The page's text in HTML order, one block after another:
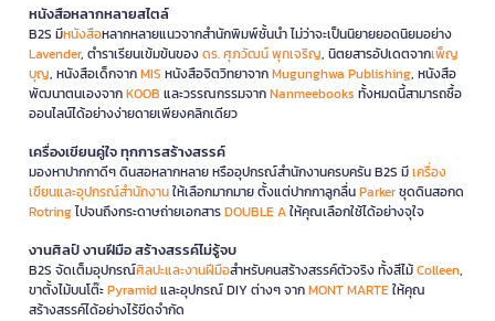
หนังสือหลากหลายสไตล์
B2S มีหนังสือหลากหลายแนวจากสำนักพิมพ์ชั้นนำ ไม่ว่าจะเป็นนิยายยอดนิยมอย่าง
Lavender, ตำราเรียนเข้มข้นของดร. ศุภวัฒน์ พุกเจริญ, นิตยสารอัปเดตจากเพ็ญ
บุญ, หนังสือเด็กจากMIS หนังสือจิตวิทยาจากMugunghwa Publishing, หนังสือ
พัฒนาตนเองจากKOOB และวรรณกรรมจากNanmeebooks ทั้งหมดนี้สามารถซื้อ
ออนไลน์ได้อย่างง่ายดายเพียงคลิกเดียว
เครื่องเขียนคู่ใจ ทุกการสร้างสรรค์
มองหาปากกาดีๆ ดินสอหลากหลาย หรืออุปกรณ์สำนักงานครบครัน B2S มีเครื่อง
เขียนและอุปกรณ์สำนักงานให้เลือกมากมาย ตั้งแต่ปากกาลูกลื่นParkerชุดดินสอกด
Rotringไปจนถึงกระดาษถ่ายเอกสารDOUBLE Aให้คุณเลือกใช้ได้อย่างจุใจ
งานศิลป์ งานฝีมือ สร้างสรรค์ไม่รู้จบ
B2S จัดเต็มอุปกรณ์ศิลปะและงานฝีมือสำหรับคนสร้างสรรค์ตัวจริง ทั้งสีไม้Colleen,
ขาตั้งไม้บนโต๊ะPyramidและอุปกรณ์ DIY ต่างๆ จากMONT MARTEให้คุณ
สร้างสรรค์ได้อย่างไร้ขีดจำกัด